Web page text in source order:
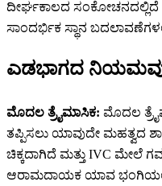
ದೀರ್ಘಕಾಲದ
ಸಾಂದರ್ಭಿಕ ಸ್ಥಾನ
ಎಡಭಾಗದ ನಿಯಮವು
ಮೊದಲ ತ್ರೈಮಾಸಿಕ: ಮೊದಲ
ತಪ್ಪಿಸಲು ಯಾವುದೇ ಮಹತ್ವದ
ಚಿಕ್ಕದಾಗಿದೆ ಮತ್ತು IVC ಮೇಲೆ
ಆರಾಮದಾಯಕ ಯಾವ